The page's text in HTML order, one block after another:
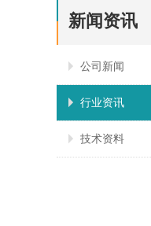
新闻资讯
公司新闻
行业资讯
技术资料